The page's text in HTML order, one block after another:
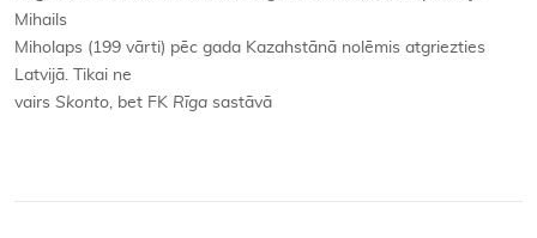
Mihails
Miholaps (199 vārti) pēc gada Kazahstānā nolēmis atgriezties
Latvijā. Tikai ne
vairs Skonto, bet FK Rīga sastāvā